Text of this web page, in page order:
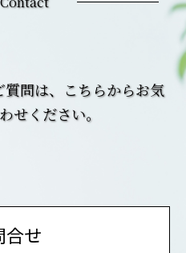
問は、こちらからお気
せください。
合せ